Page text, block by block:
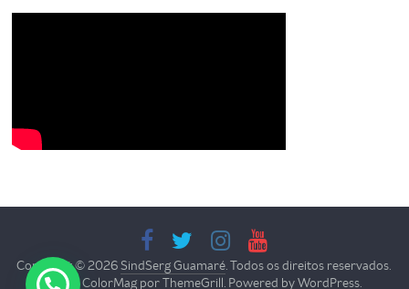
Copyright © 2026SindSerg Guamaré. Todos os direitos reservados.
Tema: ColorMag porThemeGrill. Powered byWordPress.